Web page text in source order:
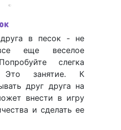
друга в песок - не
еще веселое
слегка
Это занятие. К
друг друга на
внести в игру
и сделать ее